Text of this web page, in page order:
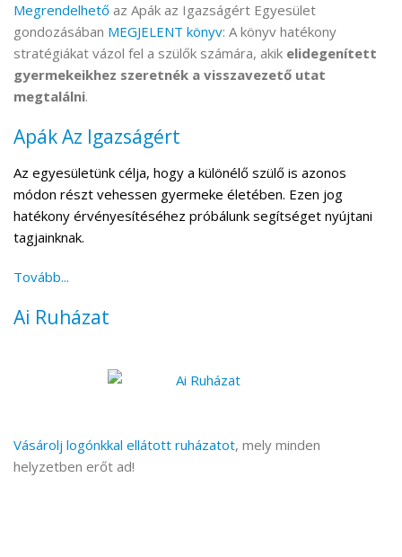
Megrendelhető az Apák az Igazságért Egyesület
gondozásában MEGJELENT könyv: A könyv hatékony
stratégiákat vázol fel a szülők számára, akik elidegenített
gyermekeikhez szeretnék a visszavezető utat
megtalálni.
Apák Az Igazságért
Az egyesületünk célja, hogy a különélő szülő is azonos
módon részt vehessen gyermeke életében. Ezen jog
hatékony érvényesítéséhez próbálunk segítséget nyújtani
tagjainknak.
Tovább...
Ai Ruházat
Vásárolj logónkkal ellátott ruházatot, mely minden
helyzetben erőt ad!